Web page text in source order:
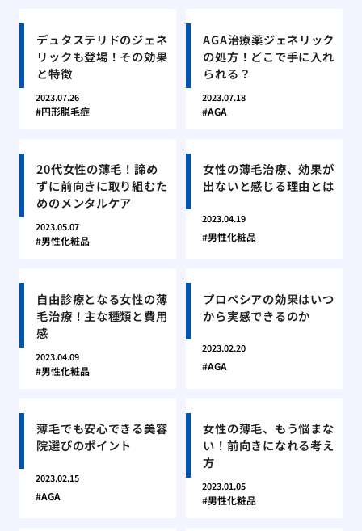
デュタステリドのジェネ
リックも登場！その効果
と特徴
2023.07.26
円形脱毛症
AGA治療薬ジェネリック
の処方！どこで手に入れ
られる？
2023.07.18
AGA
20代女性の薄毛！諦め
ずに前向きに取り組むた
めのメンタルケア
2023.05.07
男性化粧品
女性の薄毛治療、効果が
出ないと感じる理由とは
2023.04.19
男性化粧品
自由診療となる女性の薄
毛治療！主な種類と費用
感
2023.04.09
男性化粧品
プロペシアの効果はいつ
から実感できるのか
2023.02.20
AGA
薄毛でも安心できる美容
院選びのポイント
2023.02.15
AGA
女性の薄毛、もう悩まな
い！前向きになれる考え
方
2023.01.05
男性化粧品